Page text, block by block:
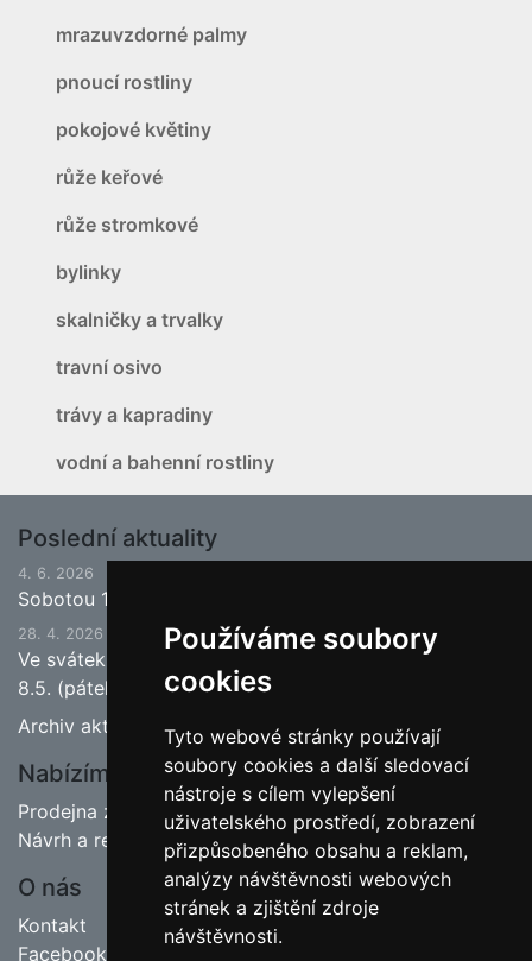
Používáme soubory
cookies
Tyto webové stránky používají
soubory cookies a další sledovací
nástroje s cílem vylepšení
uživatelského prostředí, zobrazení
přizpůsobeného obsahu a reklam,
analýzy návštěvnosti webových
stránek a zjištění zdroje
návštěvnosti.
mrazuvzdorné palmy
pnoucí rostliny
pokojové květiny
růže keřové
růže stromkové
bylinky
skalničky a trvalky
travní osivo
trávy a kapradiny
vodní a bahenní rostliny
Poslední aktuality
4. 6. 2026
Sobotou 13.6.2026 bude ukončena jarní sezona.
28. 4. 2026
Ve svátek 1.5. (pátek) bude naše prodejna zavřena a
8.5. (pátek) bude otevřeno.
Archiv aktualit
Nabízíme
Prodejna zahradnictví
Návrh a realizace zahrad
O nás
Kontakt
Facebook